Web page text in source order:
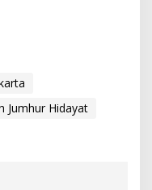
Jumhur Hidayat